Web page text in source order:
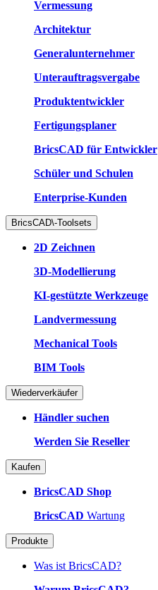
Vermessung
Architektur
Generalunternehmer
Unterauftragsvergabe
Produktentwickler
Fertigungsplaner
BricsCAD für Entwickler
Schüler und Schulen
Enterprise-Kunden
BricsCAD\-Toolsets
2D Zeichnen
3D-Modellierung
KI-gestützte Werkzeuge
Landvermessung
Mechanical Tools
BIM Tools
Wiederverkäufer
Händler suchen
Werden Sie Reseller
Kaufen
BricsCAD Shop
BricsCAD Wartung
Produkte
Was ist BricsCAD?